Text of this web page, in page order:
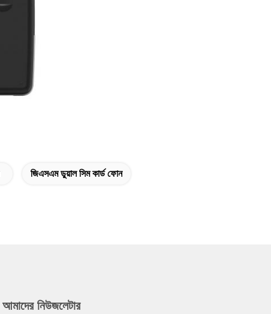
জিএসএম ডুয়াল সিম কার্ড ফোন
আমাদের নিউজলেটার